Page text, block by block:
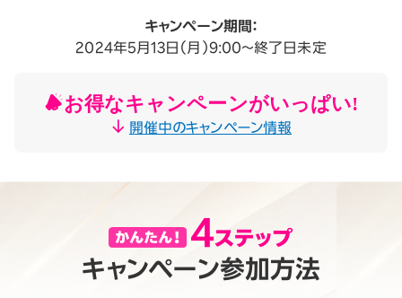
キャンペーン期間：
2024年5月13日（月）9:00～終了日未定
お得なキャンペーンがいっぱい!
開催中のキャンペーン情報
キャンペーン参加方法